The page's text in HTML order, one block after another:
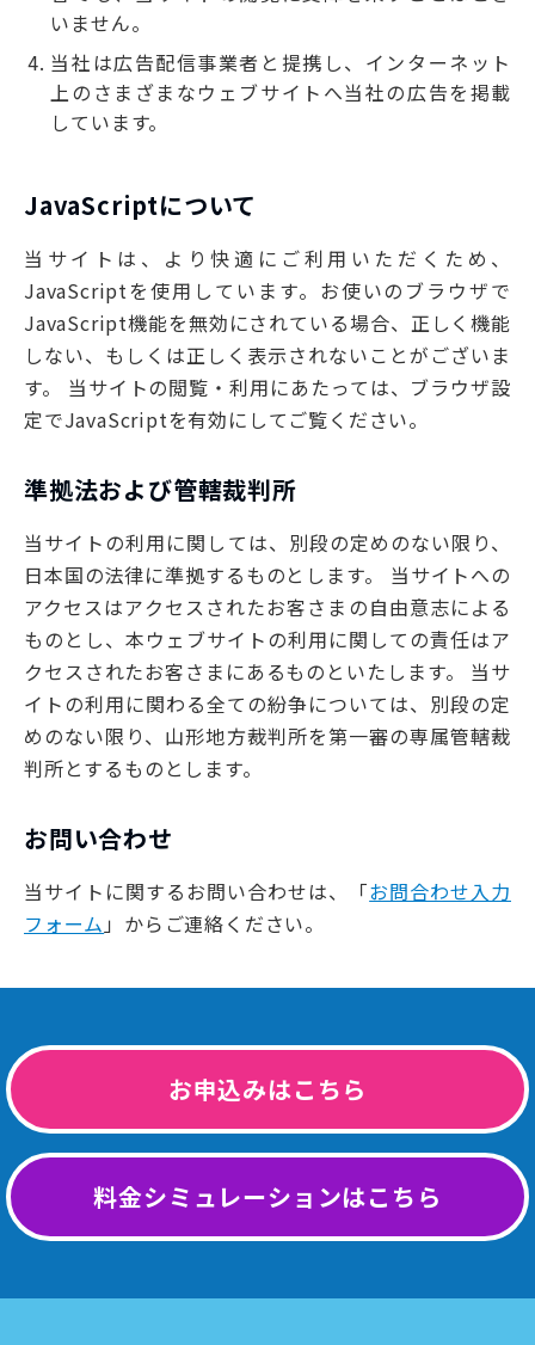
いません。
当社は広告配信事業者と提携し、インターネット
上のさまざまなウェブサイトへ当社の広告を掲載
しています。
JavaScriptについて
当サイトは、より快適にご利用いただくため、
JavaScriptを使用しています。お使いのブラウザで
JavaScript機能を無効にされている場合、正しく機能
しない、もしくは正しく表示されないことがございま
す。 当サイトの閲覧・利用にあたっては、ブラウザ設
定でJavaScriptを有効にしてご覧ください。
準拠法および管轄裁判所
当サイトの利用に関しては、別段の定めのない限り、
日本国の法律に準拠するものとします。 当サイトへの
アクセスはアクセスされたお客さまの自由意志による
ものとし、本ウェブサイトの利用に関しての責任はア
クセスされたお客さまにあるものといたします。 当サ
イトの利用に関わる全ての紛争については、別段の定
めのない限り、山形地方裁判所を第一審の専属管轄裁
判所とするものとします。
お問い合わせ
当サイトに関するお問い合わせは、「お問合わせ入力
フォーム 」からご連絡ください。
お申込みはこちら
料金シミュレーションはこちら